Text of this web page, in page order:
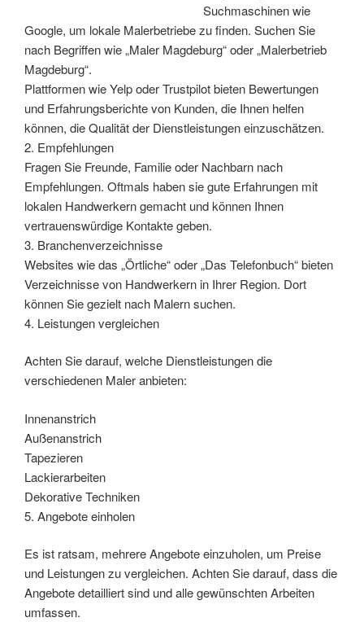
Suchmaschinen wie
Google, um lokale Malerbetriebe zu finden. Suchen Sie
nach Begriffen wie „Maler Magdeburg“ oder „Malerbetrieb
Magdeburg“.
Plattformen wie Yelp oder Trustpilot bieten Bewertungen
und Erfahrungsberichte von Kunden, die Ihnen helfen
können, die Qualität der Dienstleistungen einzuschätzen.
2. Empfehlungen
Fragen Sie Freunde, Familie oder Nachbarn nach
Empfehlungen. Oftmals haben sie gute Erfahrungen mit
lokalen Handwerkern gemacht und können Ihnen
vertrauenswürdige Kontakte geben.
3. Branchenverzeichnisse
Websites wie das „Örtliche“ oder „Das Telefonbuch“ bieten
Verzeichnisse von Handwerkern in Ihrer Region. Dort
können Sie gezielt nach Malern suchen.
4. Leistungen vergleichen
Achten Sie darauf, welche Dienstleistungen die
verschiedenen Maler anbieten:
Innenanstrich
Außenanstrich
Tapezieren
Lackierarbeiten
Dekorative Techniken
5. Angebote einholen
Es ist ratsam, mehrere Angebote einzuholen, um Preise
und Leistungen zu vergleichen. Achten Sie darauf, dass die
Angebote detailliert sind und alle gewünschten Arbeiten
umfassen.